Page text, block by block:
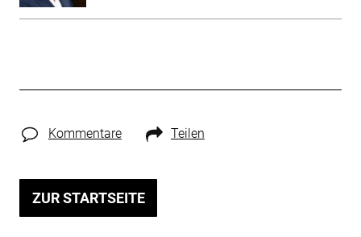
Kommentare Teilen
ZUR STARTSEITE